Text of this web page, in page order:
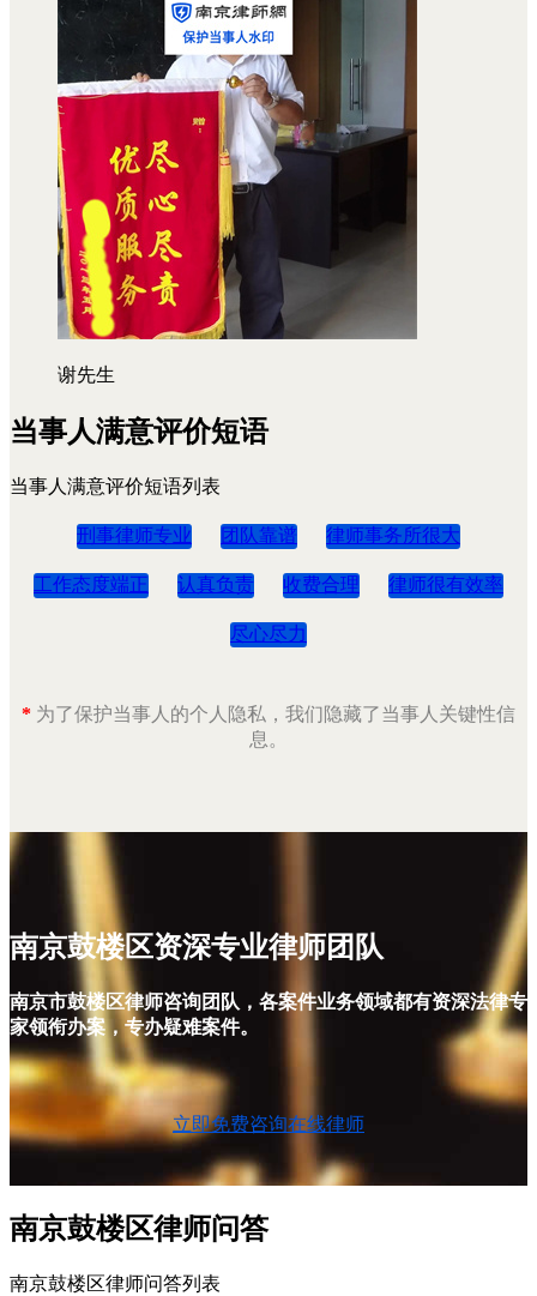
谢先生
当事人满意评价短语
当事人满意评价短语列表
刑事律师专业 团队靠谱 律师事务所很大
工作态度端正 认真负责 收费合理 律师很有效率
尽心尽力
* 为了保护当事人的个人隐私，我们隐藏了当事人关键性信
息。
南京鼓楼区资深专业律师团队
南京市鼓楼区律师咨询团队，各案件业务领域都有资深法律专
家领衔办案，专办疑难案件。
立即免费咨询在线律师
南京鼓楼区律师问答
南京鼓楼区律师问答列表